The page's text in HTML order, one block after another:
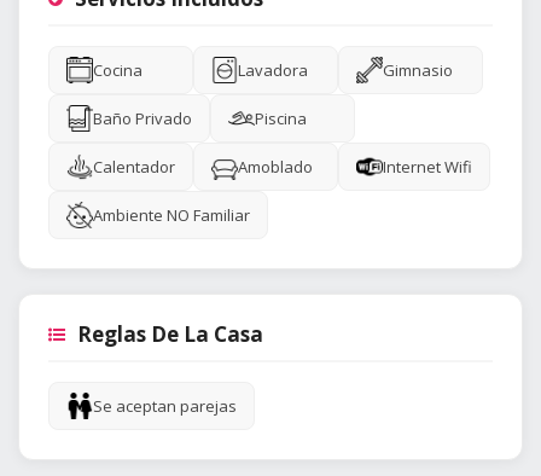
Cocina Lavadora Gimnasio
Baño Privado Piscina
Calentador Amoblado Internet Wifi
Ambiente NO Familiar
Reglas De La Casa
Se aceptan parejas